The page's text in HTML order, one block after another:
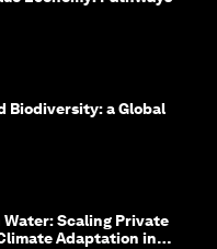
Biodiversity: a Global
Scaling Private
Adaptation in